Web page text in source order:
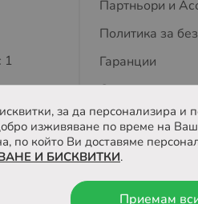
1
Партньори и
Политика за
Гаранции
Съвети за
Отзиви
Карта на сайта
за да персонализира
изживяване по време на
по който Ви доставяме
И БИСКВИТКИ.
Приемам